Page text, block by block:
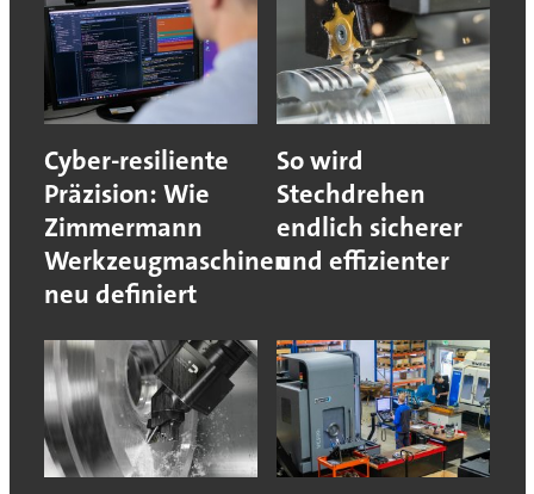
Cyber-resiliente
Präzision: Wie
Zimmermann
Werkzeugmaschinen
neu definiert
So wird
Stechdrehen
endlich sicherer
und effizienter